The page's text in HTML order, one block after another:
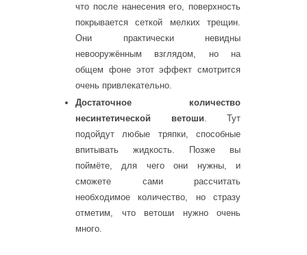
что после нанесения его, поверхность
покрывается сеткой мелких трещин.
Они практически невидны
невооружённым взглядом, но на
общем фоне этот эффект смотрится
очень привлекательно.
Достаточное количество
несинтетической ветоши. Тут
подойдут любые тряпки, способные
впитывать жидкость. Позже вы
поймёте, для чего они нужны, и
сможете сами рассчитать
необходимое количество, но стразу
отметим, что ветоши нужно очень
много.